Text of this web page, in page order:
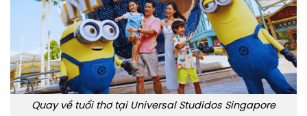
Quay về tuổi thơ tại Universal Studidos Singapore